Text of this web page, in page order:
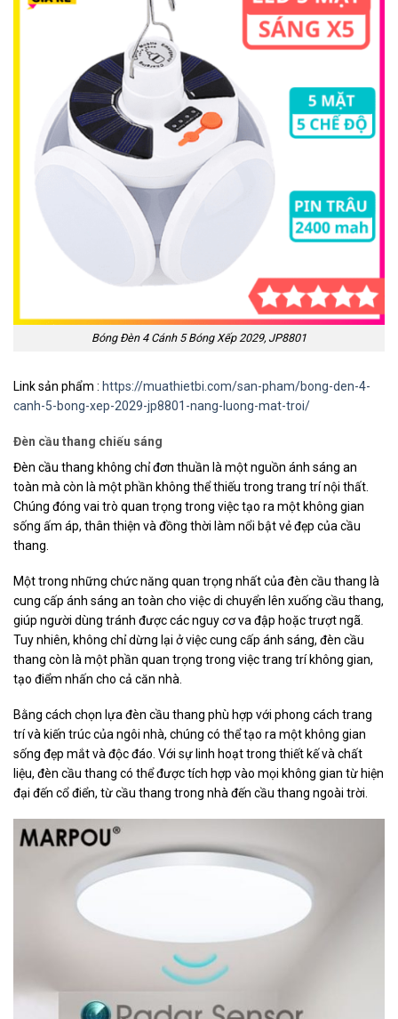
Bóng Đèn 4 Cánh 5 Bóng Xếp 2029, JP8801
Link sản phẩm : https://muathietbi.com/san-pham/bong-den-4-
canh-5-bong-xep-2029-jp8801-nang-luong-mat-troi/
Đèn cầu thang chiếu sáng
Đèn cầu thang không chỉ đơn thuần là một nguồn ánh sáng an
toàn mà còn là một phần không thể thiếu trong trang trí nội thất.
Chúng đóng vai trò quan trọng trong việc tạo ra một không gian
sống ấm áp, thân thiện và đồng thời làm nổi bật vẻ đẹp của cầu
thang.
Một trong những chức năng quan trọng nhất của đèn cầu thang là
cung cấp ánh sáng an toàn cho việc di chuyển lên xuống cầu thang,
giúp người dùng tránh được các nguy cơ va đập hoặc trượt ngã.
Tuy nhiên, không chỉ dừng lại ở việc cung cấp ánh sáng, đèn cầu
thang còn là một phần quan trọng trong việc trang trí không gian,
tạo điểm nhấn cho cả căn nhà.
Bằng cách chọn lựa đèn cầu thang phù hợp với phong cách trang
trí và kiến trúc của ngôi nhà, chúng có thể tạo ra một không gian
sống đẹp mắt và độc đáo. Với sự linh hoạt trong thiết kế và chất
liệu, đèn cầu thang có thể được tích hợp vào mọi không gian từ hiện
đại đến cổ điển, từ cầu thang trong nhà đến cầu thang ngoài trời.